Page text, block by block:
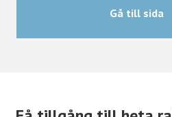
Gå till sida